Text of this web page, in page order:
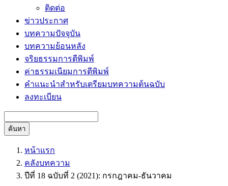
ติดต่อ
ข่าวประกาศ
บทความปัจจุบัน
บทความย้อนหลัง
จริยธรรมการตีพิมพ์
ค่าธรรมเนียมการตีพิมพ์
คำแนะนำสำหรับเตรียมบทความต้นฉบับ
ลงทะเบียน
ค้นหา
หน้าแรก
คลังบทความ
ปีที่ 18 ฉบับที่ 2 (2021): กรกฎาคม-ธันวาคม